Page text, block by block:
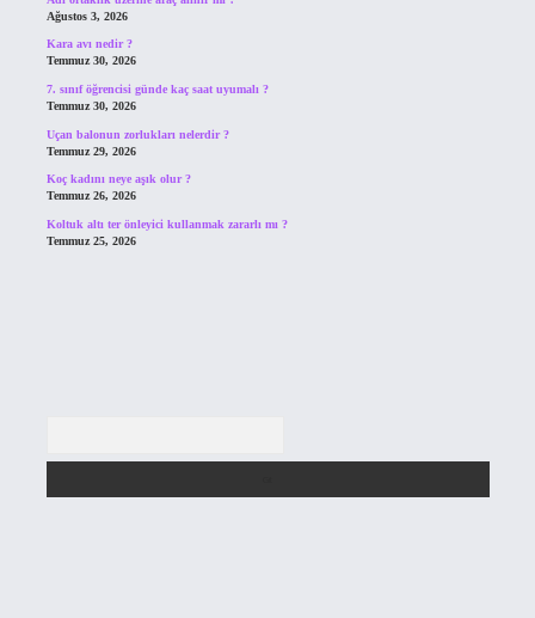
Ağustos 3, 2026
Kara avı nedir ?
Temmuz 30, 2026
7. sınıf öğrencisi günde kaç saat uyumalı ?
Temmuz 30, 2026
Uçan balonun zorlukları nelerdir ?
Temmuz 29, 2026
Koç kadını neye aşık olur ?
Temmuz 26, 2026
Koltuk altı ter önleyici kullanmak zararlı mı ?
Temmuz 25, 2026